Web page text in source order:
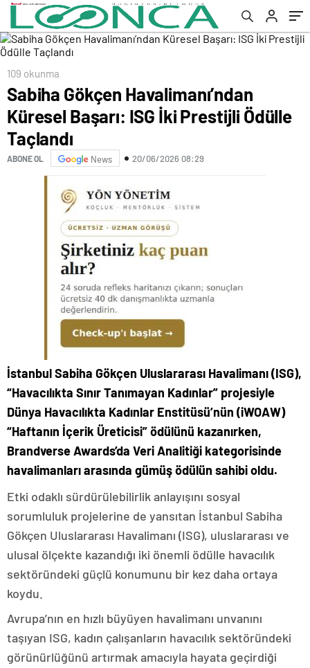
109 okunma
Sabiha Gökçen Havalimanı’ndan
Küresel Başarı: ISG İki Prestijli Ödülle
Taçlandı
ABONE OL News 20/06/2026 08:29
İstanbul Sabiha Gökçen Uluslararası Havalimanı (ISG),
“Havacılıkta Sınır Tanımayan Kadınlar” projesiyle
Dünya Havacılıkta Kadınlar Enstitüsü’nün (iWOAW)
“Haftanın İçerik Üreticisi” ödülünü kazanırken,
Brandverse Awards’da Veri Analitiği kategorisinde
havalimanları arasında gümüş ödülün sahibi oldu.
Etki odaklı sürdürülebilirlik anlayışını sosyal
sorumluluk projelerine de yansıtan İstanbul Sabiha
Gökçen Uluslararası Havalimanı (ISG), uluslararası ve
ulusal ölçekte kazandığı iki önemli ödülle havacılık
sektöründeki güçlü konumunu bir kez daha ortaya
koydu.
Avrupa’nın en hızlı büyüyen havalimanı unvanını
taşıyan ISG, kadın çalışanların havacılık sektöründeki
görünürlüğünü artırmak amacıyla hayata geçirdiği